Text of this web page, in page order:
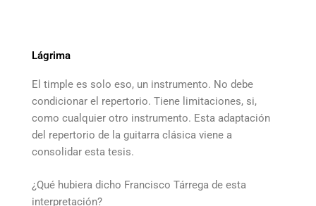
Lágrima
El timple es solo eso, un instrumento. No debe
condicionar el repertorio. Tiene limitaciones, si,
como cualquier otro instrumento. Esta adaptación
del repertorio de la guitarra clásica viene a
consolidar esta tesis.
¿Qué hubiera dicho Francisco Tárrega de esta
interpretación?